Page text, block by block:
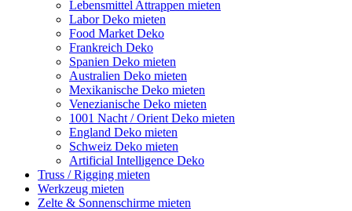
Lebensmittel Attrappen mieten
Labor Deko mieten
Food Market Deko
Frankreich Deko
Spanien Deko mieten
Australien Deko mieten
Mexikanische Deko mieten
Venezianische Deko mieten
1001 Nacht / Orient Deko mieten
England Deko mieten
Schweiz Deko mieten
Artificial Intelligence Deko
Truss / Rigging mieten
Werkzeug mieten
Zelte & Sonnenschirme mieten